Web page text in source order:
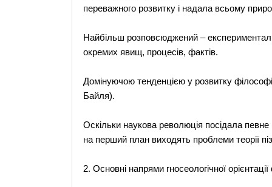
переважного розвитку і надала всьому
Найбільш розповсюджений –
окремих явищ, процесів, фактів.
Домінуючою тенденцією у розвитку
Байля).
Оскільки наукова революція посідала певне
на перший план виходять проблеми теорії
2. Основні напрями гносеологічної